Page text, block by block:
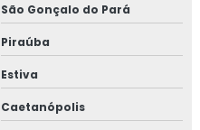
São Gonçalo do Pará
Piraúba
Estiva
Caetanópolis